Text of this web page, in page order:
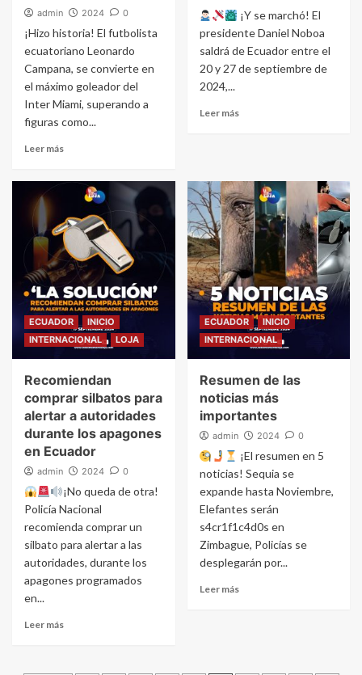
admin 2024 0
¡Hizo historia! El futbolista
ecuatoriano Leonardo
Campana, se convierte en
el máximo goleador del
Inter Miami, superando a
figuras como...
Leer más
¡Y se marchó! El
presidente Daniel Noboa
saldrá de Ecuador entre el
20 y 27 de septiembre de
2024,...
Leer más
ECUADOR
INICIO
INTERNACIONAL
LOJA
Recomiendan
comprar silbatos para
alertar a autoridades
durante los apagones
en Ecuador
admin 2024 0
¡No queda de otra!
Policía Nacional
recomienda comprar un
silbato para alertar a las
autoridades, durante los
apagones programados
en...
Leer más
ECUADOR
INICIO
INTERNACIONAL
Resumen de las
noticias más
importantes
admin 2024 0
¡El resumen en 5
noticias! Sequia se
expande hasta Noviembre,
Elefantes serán
s4cr1f1c4d0s en
Zimbague, Policías se
desplegarán por...
Leer más